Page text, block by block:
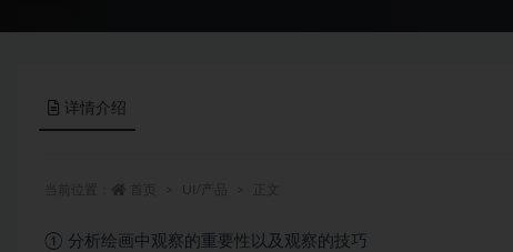
详情介绍
① 分析绘画中观察的重要性以及观察的技巧